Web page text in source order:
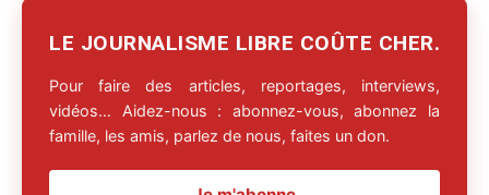
LE JOURNALISME LIBRE COÛTE CHER.
Pour faire des articles, reportages, interviews,
vidéos… Aidez-nous : abonnez-vous, abonnez la
famille, les amis, parlez de nous, faites un don.